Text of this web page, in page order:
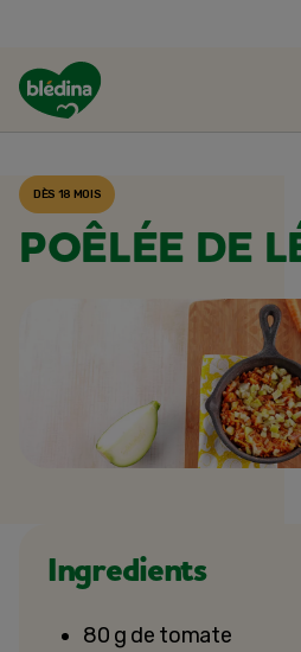
ACCUEIL
DÈS 18 MOIS
POÊLÉE DE
Ingredients
80 g de tomate